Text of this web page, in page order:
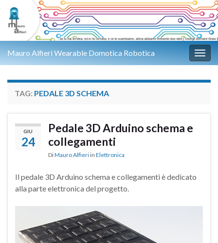
Mauro Alfieri Wearable Domotica Robotica
TAG: PEDALE 3D SCHEMA
GIU
24
Pedale 3D Arduino schema e
collegamenti
DiMauro Alfieri in Elettronica
Il pedale 3D Arduino schema e collegamenti è dedicato
alla parte elettronica del progetto.